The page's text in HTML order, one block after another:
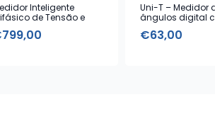
Inteligente
de Tensão e
799,00
Uni-T – Medidor
ângulos digital
€63,00